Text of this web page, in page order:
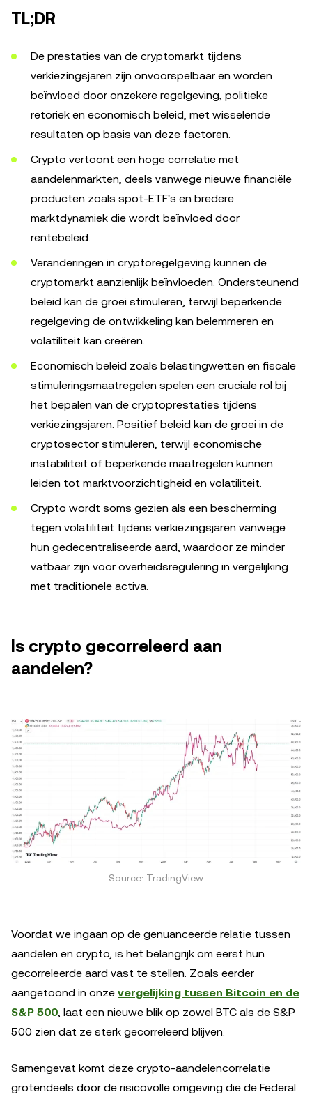
TL;DR
De prestaties van de cryptomarkt tijdens
verkiezingsjaren zijn onvoorspelbaar en worden
beïnvloed door onzekere regelgeving, politieke
retoriek en economisch beleid, met wisselende
resultaten op basis van deze factoren.
Crypto vertoont een hoge correlatie met
aandelenmarkten, deels vanwege nieuwe financiële
producten zoals spot-ETF's en bredere
marktdynamiek die wordt beïnvloed door
rentebeleid.
Veranderingen in cryptoregelgeving kunnen de
cryptomarkt aanzienlijk beïnvloeden. Ondersteunend
beleid kan de groei stimuleren, terwijl beperkende
regelgeving de ontwikkeling kan belemmeren en
volatiliteit kan creëren.
Economisch beleid zoals belastingwetten en fiscale
stimuleringsmaatregelen spelen een cruciale rol bij
het bepalen van de cryptoprestaties tijdens
verkiezingsjaren. Positief beleid kan de groei in de
cryptosector stimuleren, terwijl economische
instabiliteit of beperkende maatregelen kunnen
leiden tot marktvoorzichtigheid en volatiliteit.
Crypto wordt soms gezien als een bescherming
tegen volatiliteit tijdens verkiezingsjaren vanwege
hun gedecentraliseerde aard, waardoor ze minder
vatbaar zijn voor overheidsregulering in vergelijking
met traditionele activa.
Is crypto gecorreleerd aan
aandelen?
Source: TradingView
Voordat we ingaan op de genuanceerde relatie tussen
aandelen en crypto, is het belangrijk om eerst hun
gecorreleerde aard vast te stellen. Zoals eerder
aangetoond in onze vergelijking tussen Bitcoin en de
S&P 500, laat een nieuwe blik op zowel BTC als de S&P
500 zien dat ze sterk gecorreleerd blijven.
Samengevat komt deze crypto-aandelencorrelatie
grotendeels door de risicovolle omgeving die de Federal